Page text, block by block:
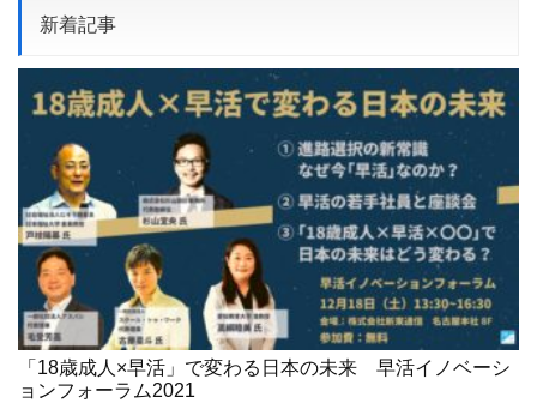
新着記事
「18歳成人×早活」で変わる日本の未来 早活イノベーシ
ョンフォーラム2021